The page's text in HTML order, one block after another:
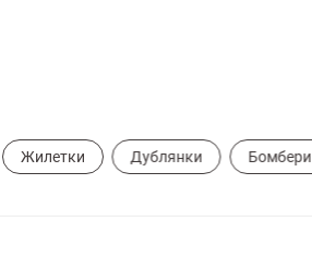
Жилетки Дублянки Бомбери